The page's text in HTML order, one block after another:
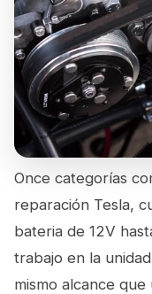
Once categorías
reparación Tesla,
bateria de 12V
trabajo en la
mismo alcance